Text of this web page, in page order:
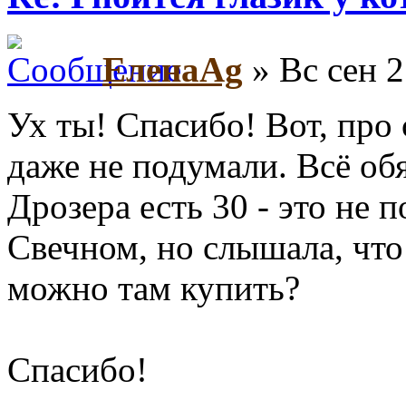
ЕленаAg » Вс сен
Ух ты! Спасибо! Вот, про
даже не подумали. Всё
Дрозера есть 30 - это не
Свечном, но слышала,
можно там купить?
Спасибо!